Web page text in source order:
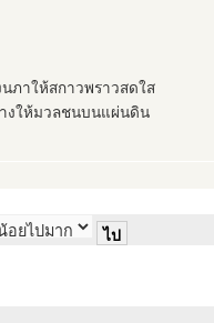
ภาให้สกาวพราวสดใส
งให้มวลชนบนแผ่นดิน